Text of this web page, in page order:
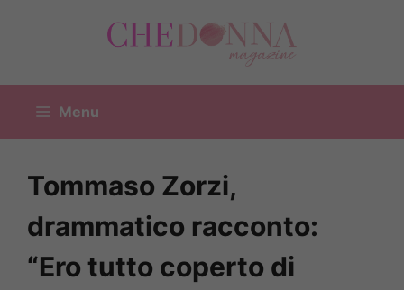
Menu
Tommaso Zorzi,
drammatico racconto:
“Ero tutto coperto di